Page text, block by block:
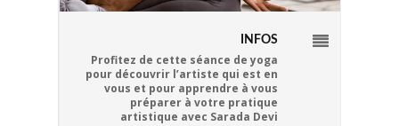
INFOS
Profitez de cette séance de yoga
pour découvrir l’artiste qui est en
vous et pour apprendre à vous
préparer à votre pratique
artistique avec Sarada Devi